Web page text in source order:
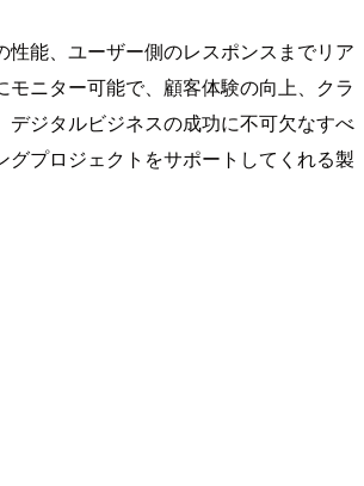
性能、ユーザー側のレスポンスまでリア
モニター可能で、顧客体験の向上、クラ
デジタルビジネスの成功に不可欠なすべ
グプロジェクトをサポートしてくれる製